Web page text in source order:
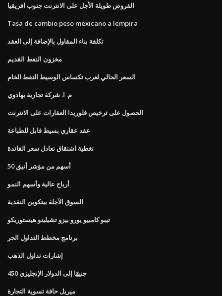
القروض طويلة الأجل على الانترنت جنوب افريقيا
Tasa de cambio peso mexicano a lempira
تكلفة بناء المقاول بالإضافة إلى العقد
مخزون النفط القديم
السعر الحالي لغرب تكساس الوسيط النفط الخام
م. ا. شركة تجارية بهادوي
الحصول على ترخيص فلوريدا العقارات على الانترنت
عقد عقاري بسيط قابل للطباعة
تغطية اشتقاق تعادل سعر الفائدة
50 أسهم من مؤشر أنيق
أرباح عالية وأسهم النمو
السوق الآجلة بيتكوين النقدية
تيبو كامبيو يورو بيزو تشيلينو هيستوريكو
برنامج مخطط التداول الحر
إشارات تداول الذهب
450 جنيهًا إلى الدولار الإنجليزي
ميريل حافة تسوية التجارة